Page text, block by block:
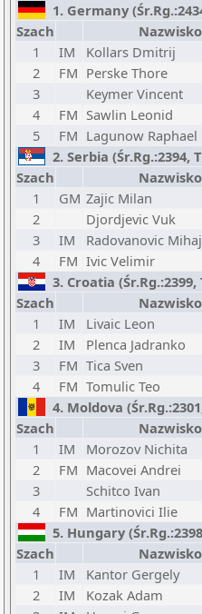
1. Germany
Szach
Nazwisko
1
IM Kollars Dmitrij
2
FM Perske Thore
3
Keymer Vincent
4
FM Sawlin Leonid
5
FM Lagunow Raphael
2. Serbia (Śr.Rg.:2394,
Szach
Nazwisko
1
GM Zajic Milan
2
Djordjevic Vuk
3
IM Radovanovic
4
FM Ivic Velimir
3. Croatia (Śr.Rg.:2399,
Szach
Nazwisko
1
IM Livaic Leon
2
IM Plenca Jadranko
3
FM Tica Sven
4
FM Tomulic Teo
4. Moldova
Szach
Nazwisko
1
IM Morozov Nichita
2
FM Macovei Andrei
3
Schitco Ivan
4
FM Martinovici Ilie
5. Hungary
Szach
Nazwisko
1
IM Kantor Gergely
2
IM Kozak Adam